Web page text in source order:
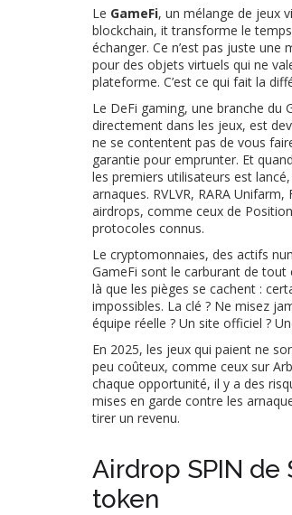
Le GameFi, un mélange de jeux
blockchain, ittransforme le
échanger. Ce n’est pas juste une
pour des objets virtuels qui ne
plateforme. C’est ce qui fait la
Le DeFi gaming, une branche du
directement dans les jeux, est
ne se contentent pas de vous
garantie pour emprunter. Et
les premiers utilisateurs est
arnaques. RVLVR, RARA
airdrops, comme ceux de
protocoles connus.
Le cryptomonnaies, des actifs
GameFi sont le carburant de tout
là que les pièges se cachent :
impossibles. La clé ? Ne misez
équipe réelle ? Un site officiel ?
En 2025, les jeux qui paient ne
peu coûteux, comme ceux sur
chaque opportunité, il y a des
mises en garde contre les
tirer un revenu.
Airdrop SPIN
token